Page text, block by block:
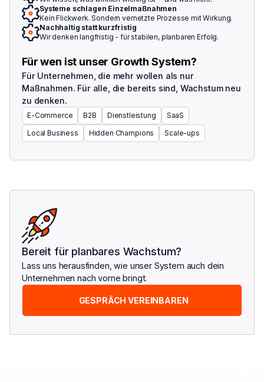
Systeme schlagen Einzelmaßnahmen
Kein Flickwerk. Sondern vernetzte Prozesse mit Wirkung.
Nachhaltig statt kurzfristig
Wir denken langfristig - für stabilen, planbaren Erfolg.
Für wen ist unser Growth System?
Für Unternehmen, die mehr wollen als nur
Maßnahmen. Für alle, die bereits sind, Wachstum neu
zu denken.
E-Commerce B2B Dienstleistung
SaaS
Local Business
Hidden Champions Scale-ups
Bereit für planbares Wachstum?
Lass uns herausfinden, wie unser System auch dein
Unternehmen nach vorne bringt.
GESPRÄCH VEREINBAREN